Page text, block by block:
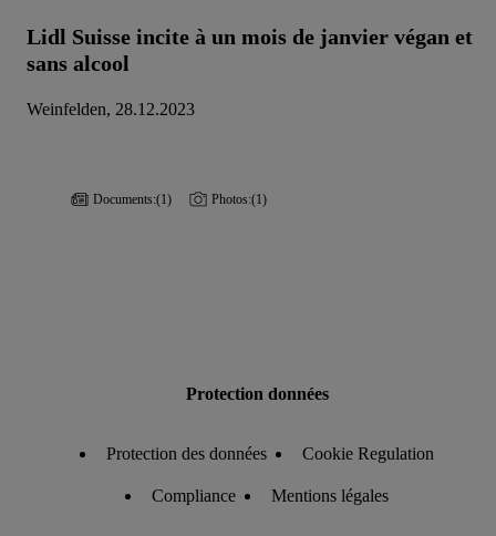
Lidl Suisse incite à un mois de janvier végan et
sans alcool
Weinfelden, 28.12.2023
Documents:(1) Photos:(1)
Protection données
Protection des données Cookie Regulation
Compliance Mentions légales